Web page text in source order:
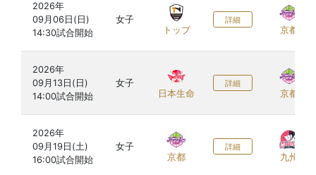
2026年
09月06日(日)
女子
トップ
詳細
京都
2026年
09月13日(日)
女子
日本生命
詳細
京都
2026年
09月19日(土)
女子
京都
詳細
九州